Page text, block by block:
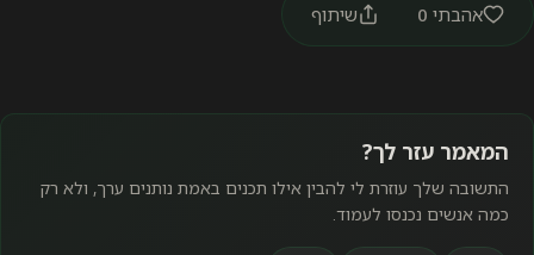
אהבתי 0 שיתוף
המאמר עזר לך?
התשובה שלך עוזרת לי להבין אילו תכנים באמת נותנים ערך, ולא רק
כמה אנשים נכנסו לעמוד.